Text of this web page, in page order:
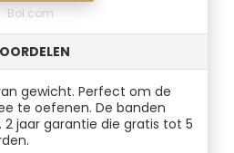
Bol.com
gewicht. Perfect om de
te oefenen. De banden
2 jaar garantie die gratis tot 5